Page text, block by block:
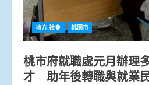
地方.社會 桃園市
桃市府就職處元月辦理
才 助年後轉職與就業